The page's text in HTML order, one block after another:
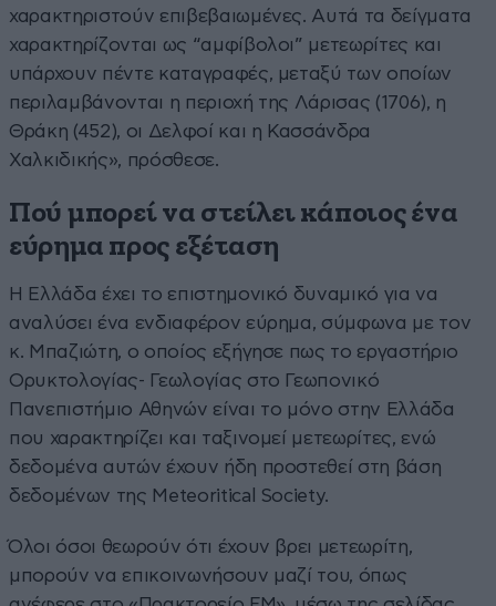
χαρακτηριστούν επιβεβαιωμένες. Αυτά τα δείγματα
χαρακτηρίζονται ως “αμφίβολοι” μετεωρίτες και
υπάρχουν πέντε καταγραφές, μεταξύ των οποίων
περιλαμβάνονται η περιοχή της Λάρισας (1706), η
Θράκη (452), οι Δελφοί και η Κασσάνδρα
Χαλκιδικής», πρόσθεσε.
Πού μπορεί να στείλει κάποιος ένα
εύρημα προς εξέταση
Η Ελλάδα έχει το επιστημονικό δυναμικό για να
αναλύσει ένα ενδιαφέρον εύρημα, σύμφωνα με τον
κ. Μπαζιώτη, ο οποίος εξήγησε πως το εργαστήριο
Ορυκτολογίας- Γεωλογίας στο Γεωπονικό
Πανεπιστήμιο Αθηνών είναι το μόνο στην Ελλάδα
που χαρακτηρίζει και ταξινομεί μετεωρίτες, ενώ
δεδομένα αυτών έχουν ήδη προστεθεί στη βάση
δεδομένων της Meteoritical Society.
Όλοι όσοι θεωρούν ότι έχουν βρει μετεωρίτη,
μπορούν να επικοινωνήσουν μαζί του, όπως